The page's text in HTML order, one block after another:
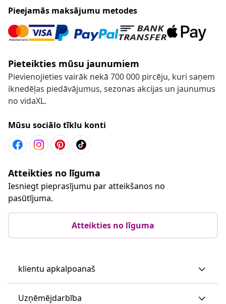
Pieejamās maksājumu metodes
Pieteikties mūsu jaunumiem
Pievienojieties vairāk nekā 700 000 pircēju, kuri saņem
iknedēļas piedāvājumus, sezonas akcijas un jaunumus
no vidaXL.
Mūsu sociālo tīklu konti
Atteikties no līguma
Iesniegt pieprasījumu par atteikšanos no
pasūtījuma.
Atteikties no līguma
klientu apkalpoanaš
Uzņēmējdarbība